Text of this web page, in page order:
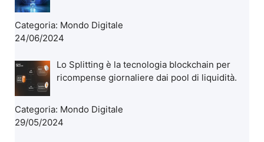
Categoria: Mondo Digitale
24/06/2024
Lo Splitting è la tecnologia blockchain per
ricompense giornaliere dai pool di liquidità.
Categoria: Mondo Digitale
29/05/2024